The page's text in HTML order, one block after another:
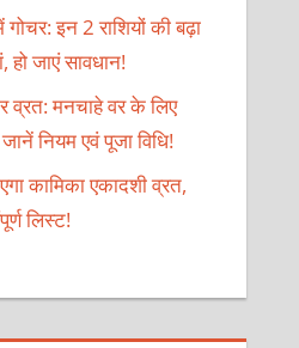
इन 2 राशियों की बढ़ा
हो जाएं सावधान!
व्रत: मनचाहे वर के लिए
नियम एवं पूजा विधि!
कामिका एकादशी व्रत,
लिस्ट!